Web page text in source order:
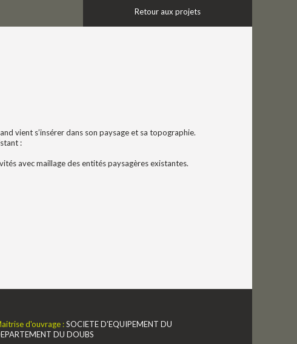
Retour aux projets
vient s’insérer dans son paysage et sa topographie.
:
avec maillage des entités paysagères existantes.
d'ouvrage :SOCIETE D'EQUIPEMENT DU
DU DOUBS